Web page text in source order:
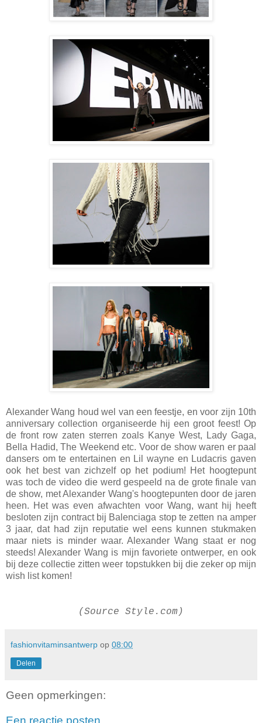
Alexander Wang houd wel van een feestje, en voor zijn 10th
anniversary collection organiseerde hij een groot feest! Op
de front row zaten sterren zoals Kanye West, Lady Gaga,
Bella Hadid, The Weekend etc. Voor de show waren er paal
dansers om te entertainen en Lil wayne en Ludacris gaven
ook het best van zichzelf op het podium! Het hoogtepunt
was toch de video die werd gespeeld na de grote finale van
de show, met Alexander Wang's hoogtepunten door de jaren
heen. Het was even afwachten voor Wang, want hij heeft
besloten zijn contract bij Balenciaga stop te zetten na amper
3 jaar, dat had zijn reputatie wel eens kunnen stukmaken
maar niets is minder waar. Alexander Wang staat er nog
steeds! Alexander Wang is mijn favoriete ontwerper, en ook
bij deze collectie zitten weer topstukken bij die zeker op mijn
wish list komen!
(Source Style.com)
fashionvitaminsantwerp op 08:00
Delen
Geen opmerkingen:
Een reactie posten